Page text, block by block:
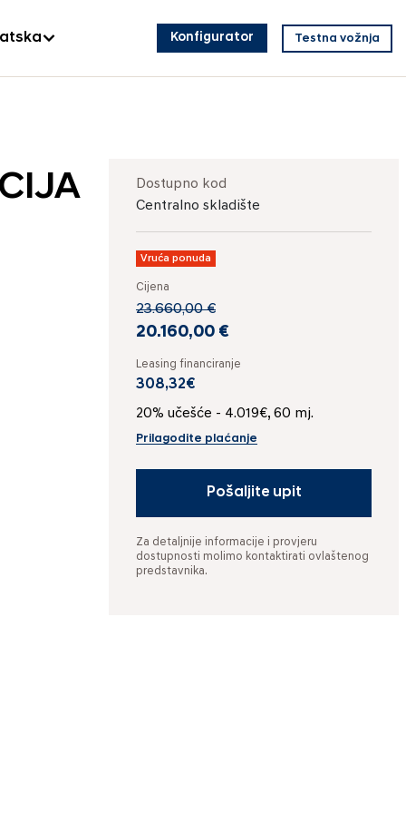
Konfigurator Testna vožnja
Dostupno kod
Centralno skladište
Vruća ponuda
Cijena
23.660,00 €
20.160,00 €
Leasing financiranje
308,32€
20% učešće - 4.019€, 60 mj.
Prilagodite plaćanje
Pošaljite upit
Za detaljnije informacije i provjeru
dostupnosti molimo kontaktirati ovlaštenog
predstavnika.